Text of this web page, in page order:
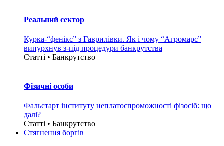
Реальний сектор
Курка-“фенікс” з Гаврилівки. Як і чому “Агромарс”
випурхнув з-під процедури банкрутства
Статті • Банкрутство
Фізичні особи
Фальстарт інституту неплатоспроможності фізосіб: що
далі?
Статті • Банкрутство
Стягнення боргiв